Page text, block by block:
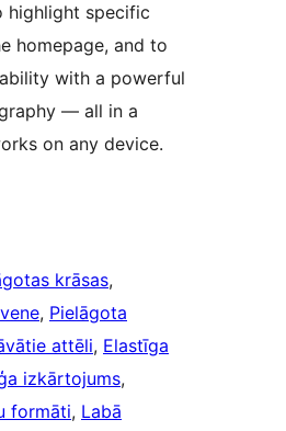
highlight specific
homepage, and to
with a powerful
— all in a
on any device.
krāsas
, Pielāgota
attēli, Elastīga
izkārtojums
formāti, Labā